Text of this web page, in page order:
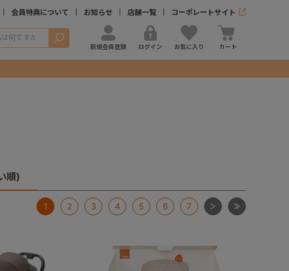
会員特典について お知らせ 店舗一覧 コーポレートサイト
検索
新規会員登録 ログイン お気に入り カート
順)
1 2 3 4 5 6 7 次 最後